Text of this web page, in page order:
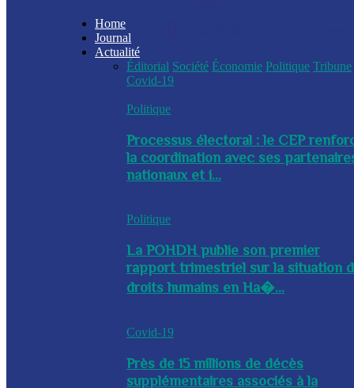
Home
Journal
Actualité
Éditorial Société Économie Politique Tribune
Covid-19
Politique
Processus électoral : le CEP
la coordination avec ses
nationaux et i...
Politique
La POHDH publie son premier
rapport trimestriel sur la situation
droits humains en Ha�...
Covid-19
Près de 15 millions de décès
supplémentaires associés à la